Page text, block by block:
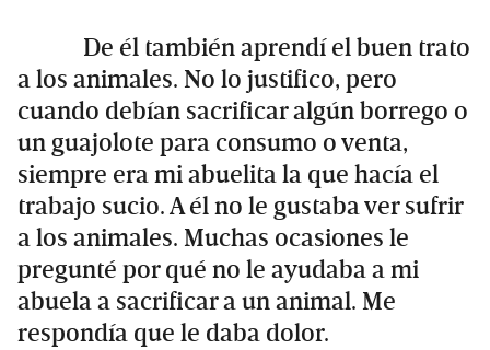
De él también aprendí el buen trato
a los animales. No lo justifico, pero
cuando debían sacrificar algún borrego o
un guajolote para consumo o venta,
siempre era mi abuelita la que hacía el
trabajo sucio. A él no le gustaba ver sufrir
a los animales. Muchas ocasiones le
pregunté por qué no le ayudaba a mi
abuela a sacrificar a un animal. Me
respondía que le daba dolor.